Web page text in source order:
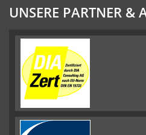
UNSERE PARTNER &